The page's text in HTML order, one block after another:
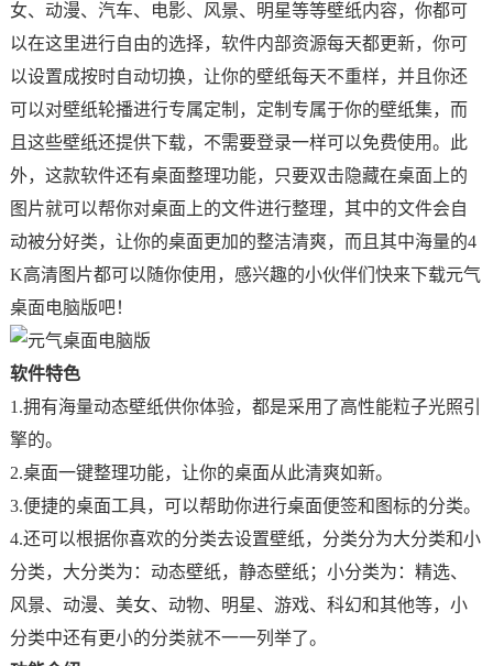
女、动漫、汽车、电影、风景、明星等等壁纸内容，你都可
以在这里进行自由的选择，软件内部资源每天都更新，你可
以设置成按时自动切换，让你的壁纸每天不重样，并且你还
可以对壁纸轮播进行专属定制，定制专属于你的壁纸集，而
且这些壁纸还提供下载，不需要登录一样可以免费使用。此
外，这款软件还有桌面整理功能，只要双击隐藏在桌面上的
图片就可以帮你对桌面上的文件进行整理，其中的文件会自
动被分好类，让你的桌面更加的整洁清爽，而且其中海量的4
K高清图片都可以随你使用，感兴趣的小伙伴们快来下载元气
桌面电脑版吧！
软件特色
1.拥有海量动态壁纸供你体验，都是采用了高性能粒子光照引
擎的。
2.桌面一键整理功能，让你的桌面从此清爽如新。
3.便捷的桌面工具，可以帮助你进行桌面便签和图标的分类。
4.还可以根据你喜欢的分类去设置壁纸，分类分为大分类和小
分类，大分类为：动态壁纸，静态壁纸；小分类为：精选、
风景、动漫、美女、动物、明星、游戏、科幻和其他等，小
分类中还有更小的分类就不一一列举了。